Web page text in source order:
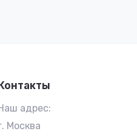
Контакты
адрес:
Москва